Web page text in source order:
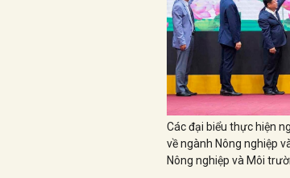
Các đại biểu thực hiện
về ngành Nông nghiệp
Nông nghiệp và Môi